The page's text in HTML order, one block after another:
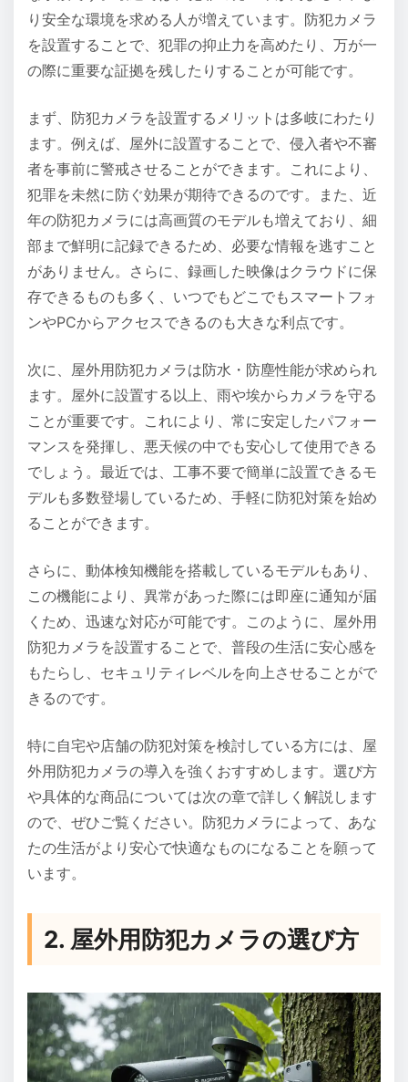
り安全な環境を求める人が増えています。防犯カメラ
を設置することで、犯罪の抑止力を高めたり、万が一
の際に重要な証拠を残したりすることが可能です。
まず、防犯カメラを設置するメリットは多岐にわたり
ます。例えば、屋外に設置することで、侵入者や不審
者を事前に警戒させることができます。これにより、
犯罪を未然に防ぐ効果が期待できるのです。また、近
年の防犯カメラには高画質のモデルも増えており、細
部まで鮮明に記録できるため、必要な情報を逃すこと
がありません。さらに、録画した映像はクラウドに保
存できるものも多く、いつでもどこでもスマートフォ
ンやPCからアクセスできるのも大きな利点です。
次に、屋外用防犯カメラは防水・防塵性能が求められ
ます。屋外に設置する以上、雨や埃からカメラを守る
ことが重要です。これにより、常に安定したパフォー
マンスを発揮し、悪天候の中でも安心して使用できる
でしょう。最近では、工事不要で簡単に設置できるモ
デルも多数登場しているため、手軽に防犯対策を始め
ることができます。
さらに、動体検知機能を搭載しているモデルもあり、
この機能により、異常があった際には即座に通知が届
くため、迅速な対応が可能です。このように、屋外用
防犯カメラを設置することで、普段の生活に安心感を
もたらし、セキュリティレベルを向上させることがで
きるのです。
特に自宅や店舗の防犯対策を検討している方には、屋
外用防犯カメラの導入を強くおすすめします。選び方
や具体的な商品については次の章で詳しく解説します
ので、ぜひご覧ください。防犯カメラによって、あな
たの生活がより安心で快適なものになることを願って
います。
2. 屋外用防犯カメラの選び方